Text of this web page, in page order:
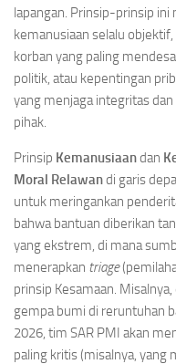
lapangan. Prinsip-prinsip
kemanusiaan selalu
korban yang paling
politik, atau kepentingan
yang menjaga integritas
pihak.
Prinsip Kemanusiaandan
Moral Relawandi garis
untuk meringankan
bahwa bantuan diberikan
yang ekstrem, di mana
menerapkan triage
prinsip Kesamaan.
gempa bumi di reruntuhan
2026, tim SAR PMI akan
paling kritis (misalnya, yang